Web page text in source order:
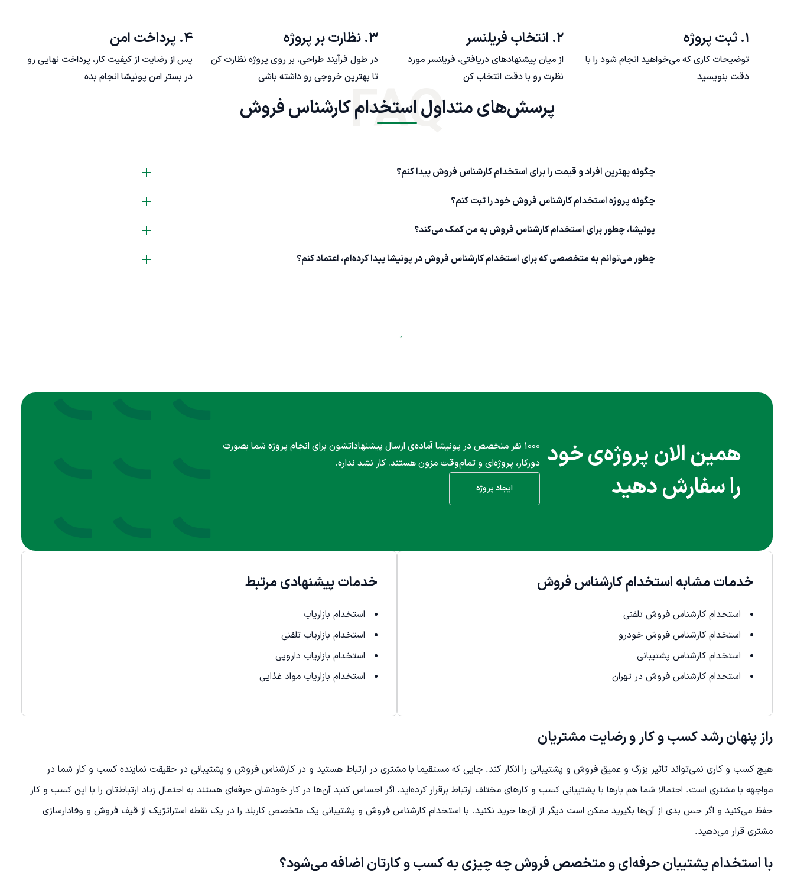
۱. ثبت پروژه
توضیحات کاری که می‌خواهید انجام شود را با
دقت بنویسید
۲. انتخاب فریلنسر
از میان پیشنهادهای دریافتی، فریلنسر مورد
نظرت رو با دقت انتخاب کن
۳. نظارت بر پروژه
در طول فرآیند طراحی، بر روی پروژه نظارت کن
تا بهترین خروجی رو داشته باشی
۴. پرداخت امن
پس از رضایت از کیفیت کار، پرداخت نهایی رو
در بستر امن پونیشا انجام بده
پرسش‌های متداول استخدام کارشناس فروش FAQ
چگونه بهترین افراد و قیمت را برای استخدام کارشناس فروش پیدا کنم؟
چگونه پروژه استخدام کارشناس فروش خود را ثبت کنم؟
پونیشا، چطور برای استخدام کارشناس فروش به من کمک می‌کند؟
چطور می‌توانم به متخصصی که برای استخدام کارشناس فروش در پونیشا پیدا کرده‌ام، اعتماد کنم؟
همین الان پروژه‌ی خود
را سفارش دهید
۱۰۰۰ نفر متخصص در پونیشا آماده‌ی ارسال پیشنهاداتشون برای انجام پروژه شما بصورت
دورکار، پروژه‌ای و تمام‌وقت مزون هستند. کار نشد نداره.
ایجاد پروژه
خدمات مشابه استخدام کارشناس فروش
استخدام کارشناس فروش تلفنی
استخدام کارشناس فروش خودرو
استخدام کارشناس پشتیبانی
استخدام کارشناس فروش در تهران
خدمات پیشنهادی مرتبط
استخدام بازاریاب
استخدام بازاریاب تلفنی
استخدام بازاریاب دارویی
استخدام بازاریاب مواد غذایی
راز پنهان رشد کسب و کار و رضایت مشتریان
هیچ کسب و کاری نمی‌تواند تاثیر بزرگ و عمیق فروش و پشتیبانی را انکار کند. جایی که مستقیما با مشتری در ارتباط هستید و در کارشناس فروش و پشتیبانی در حقیقت نماینده کسب و کار شما در
مواجهه با مشتری است. احتمالا شما هم بارها با پشتیبانی کسب و کارهای مختلف ارتباط برقرار کرده‌اید، اگر احساس کنید آن‌ها در کار خودشان حرفه‌ای هستند به احتمال زیاد ارتباط‌تان را با این کسب و کار
حفظ می‌کنید و اگر حس بدی از آن‌ها بگیرید ممکن است دیگر از آن‌ها خرید نکنید. با استخدام کارشناس فروش و پشتیبانی یک متخصص کاربلد را در یک نقطه استراتژیک از قیف فروش و وفادارسازی
مشتری قرار می‌دهید.
با استخدام پشتیبان حرفه‌ای و متخصص فروش چه چیزی به کسب و کارتان اضافه می‌شود؟